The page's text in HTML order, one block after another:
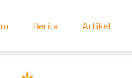
Berita Artikel